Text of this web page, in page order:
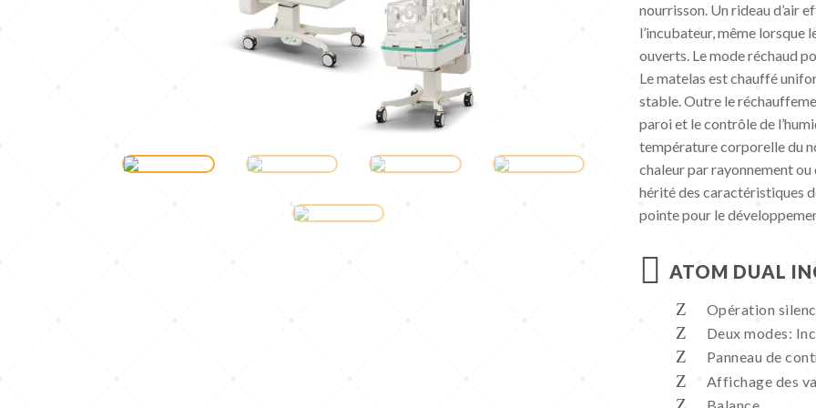
nourrisson. Un rideau d’air
l’incubateur, même lorsque
ouverts. Le mode réchaud
Le matelas est chauffé
stable. Outre le
paroi et le contrôle de
température corporelle du
chaleur par rayonnement ou
hérité des caractéristiques
pointe pour le
 ATOM DUAL
Opération
Deux modes:
Panneau de
Affichage des